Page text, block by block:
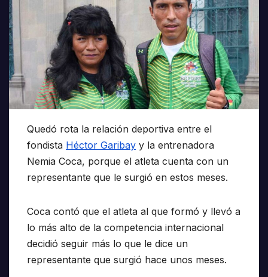
Quedó rota la relación deportiva entre el
fondista Héctor Garibay y la entrenadora
Nemia Coca, porque el atleta cuenta con un
representante que le surgió en estos meses.
Coca contó que el atleta al que formó y llevó a
lo más alto de la competencia internacional
decidió seguir más lo que le dice un
representante que surgió hace unos meses.